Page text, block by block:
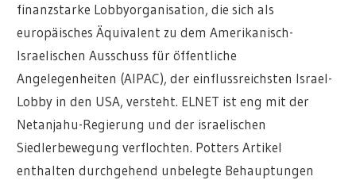
finanzstarke Lobbyorganisation, die sich als
europäisches Äquivalent zu dem Amerikanisch-
Israelischen Ausschuss für öffentliche
Angelegenheiten (AIPAC), der einflussreichsten Israel-
Lobby in den USA, versteht. ELNET ist eng mit der
Netanjahu-Regierung und der israelischen
Siedlerbewegung verflochten. Potters Artikel
enthalten durchgehend unbelegte Behauptungen